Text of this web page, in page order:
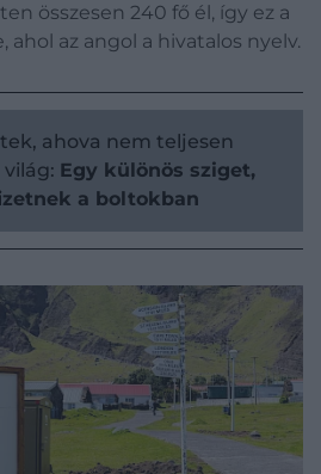
összesen 240 fő él, így ez a
ahol az angol a hivatalos nyelv.
ahova nem teljesen
Egy különös sziget,
a boltokban